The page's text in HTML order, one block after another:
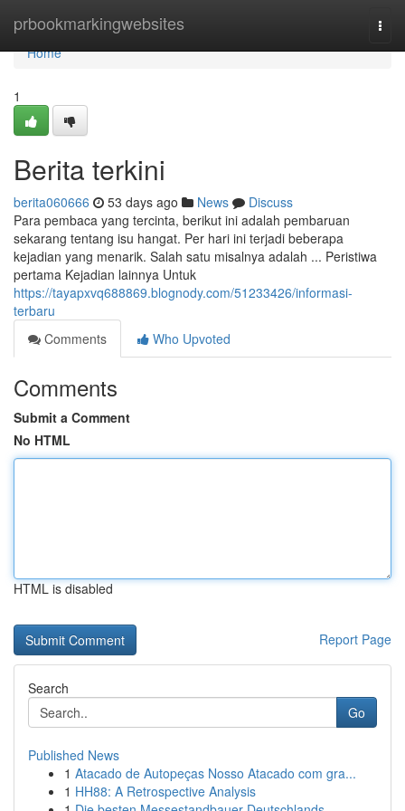
prbookmarkingwebsites
Home
Home
1
Berita terkini
berita060666 53 days ago News
Discuss
Para pembaca yang tercinta, berikut ini adalah pembaruan
sekarang tentang isu hangat. Per hari ini terjadi beberapa
kejadian yang menarik. Salah satu misalnya adalah ... Peristiwa
pertama Kejadian lainnya Untuk
https://tayapxvq688869.blognody.com/51233426/informasi-
terbaru
Comments
Who Upvoted
Comments
Submit a Comment
No HTML
HTML is disabled
Report Page
Search
Go
Published News
1 Atacado de Autopeças Nosso Atacado com gra...
1 HH88: A Retrospective Analysis